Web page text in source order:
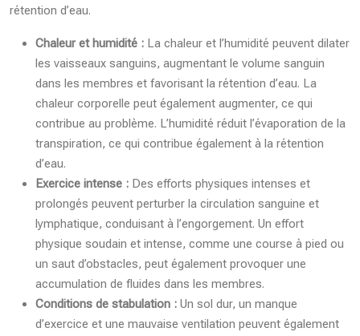
rétention d’eau.
Chaleur et humidité : La chaleur et l’humidité peuvent dilater
les vaisseaux sanguins, augmentant le volume sanguin
dans les membres et favorisant la rétention d’eau. La
chaleur corporelle peut également augmenter, ce qui
contribue au problème. L’humidité réduit l’évaporation de la
transpiration, ce qui contribue également à la rétention
d’eau.
Exercice intense : Des efforts physiques intenses et
prolongés peuvent perturber la circulation sanguine et
lymphatique, conduisant à l’engorgement. Un effort
physique soudain et intense, comme une course à pied ou
un saut d’obstacles, peut également provoquer une
accumulation de fluides dans les membres.
Conditions de stabulation : Un sol dur, un manque
d’exercice et une mauvaise ventilation peuvent également